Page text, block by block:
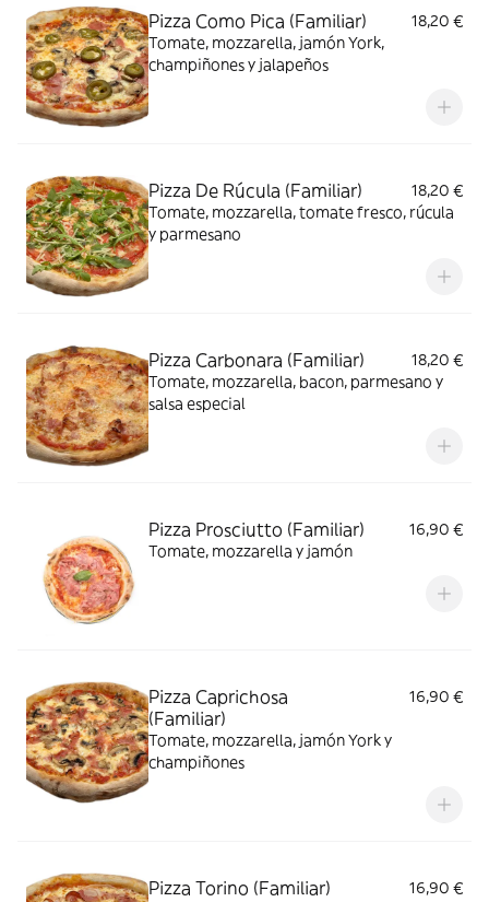
Pizza Como Pica (Familiar)
18,20 €
Tomate, mozzarella, jamón York,
champiñones y jalapeños
Pizza De Rúcula (Familiar)
18,20 €
Tomate, mozzarella, tomate fresco, rúcula
y parmesano
Pizza Carbonara (Familiar)
18,20 €
Tomate, mozzarella, bacon, parmesano y
salsa especial
Pizza Prosciutto (Familiar)
16,90 €
Tomate, mozzarella y jamón
Pizza Caprichosa
(Familiar)
16,90 €
Tomate, mozzarella, jamón York y
champiñones
Pizza Torino (Familiar)
16,90 €